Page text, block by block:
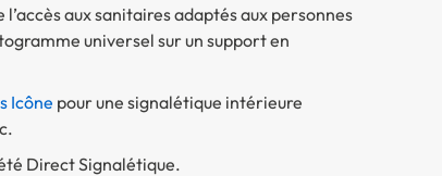
aux sanitaires adaptés aux personnes
universel sur un support en
Icône pour une signalétique intérieure
Direct Signalétique.